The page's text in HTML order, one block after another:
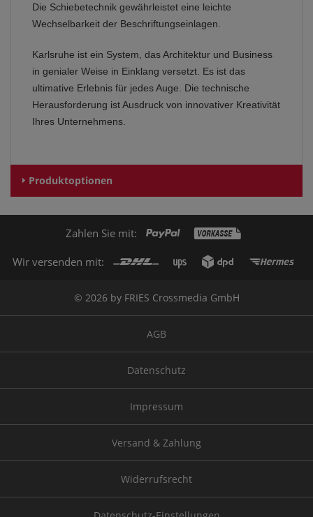
Die Schiebetechnik gewährleistet eine leichte
Wechselbarkeit der Beschriftungseinlagen.
Karlsruhe ist ein System, das Architektur und Business
in genialer Weise in Einklang versetzt. Es ist das
ultimative Erlebnis für jedes Auge. Die technische
Herausforderung ist Ausdruck von innovativer Kreativität
Ihres Unternehmens.
Produktoptionen
Zahlen Sie mit:
Wir versenden mit:
© 2026 by FRIES Crossmedia GmbH
AGB
Datenschutz
Impressum
Versand & Zahlung
Widerrufsrecht